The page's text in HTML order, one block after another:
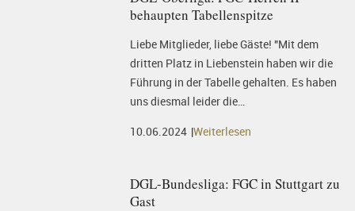
behaupten Tabellenspitze
Liebe Mitglieder, liebe Gäste! "Mit dem
dritten Platz in Liebenstein haben wir die
Führung in der Tabelle gehalten. Es haben
uns diesmal leider die…
10.06.2024 Weiterlesen
DGL-Bundesliga: FGC in Stuttgart zu
Gast